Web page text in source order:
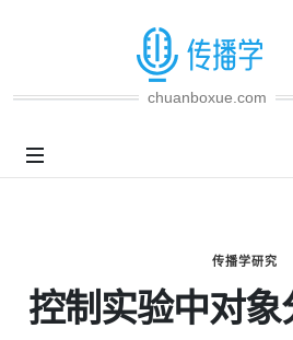
chuanboxue.com
传播学研究
控制实验中对